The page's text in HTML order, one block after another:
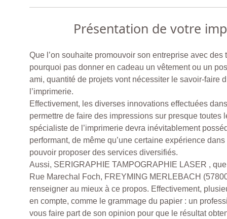
Présentation de votre
Que l’on souhaite promouvoir son entreprise avec des
pourquoi pas donner en cadeau un vêtement ou un
ami, quantité de projets vont nécessiter le savoir-faire
l’imprimerie.
Effectivement, les diverses innovations effectuées
permettre de faire des impressions sur presque toutes
spécialiste de l’imprimerie devra inévitablement
performant, de même qu’une certaine expérience
pouvoir proposer des services diversifiés.
Aussi, SERIGRAPHIE TAMPOGRAPHIE LASER ,
Rue Marechal Foch, FREYMING MERLEBACH
renseigner au mieux à ce propos. Effectivement,
en compte, comme le grammage du papier : un
vous faire part de son opinion pour que le résultat